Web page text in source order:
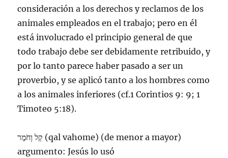
consideración a los derechos y reclamos de los
animales empleados en el trabajo; pero en él
está involucrado el principio general de que
todo trabajo debe ser debidamente retribuido, y
por lo tanto parece haber pasado a ser un
proverbio, y se aplicó tanto a los hombres como
a los animales inferiores (cf.1 Corintios 9: 9; 1
Timoteo 5:18).
קַל וָחֹמֶר (qal vahome) (de menor a mayor)
argumento: Jesús lo usó